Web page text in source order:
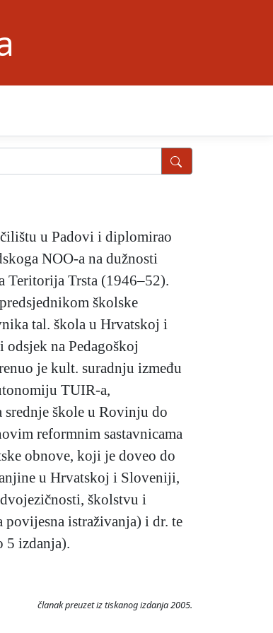
u Padovi i diplomirao
NOO-a na dužnosti
Teritorija Trsta (1946–52).
školske
tal. škola u Hrvatskoj i
na Pedagoškoj
je kult. suradnju između
TUIR-a,
srednje škole u Rovinju do
reformnim sastavnicama
obnove, koji je doveo do
u Hrvatskoj i Sloveniji,
školstvu i
istraživanja) i dr. te
5 izdanja).
članak preuzet iz tiskanog izdanja 2005.